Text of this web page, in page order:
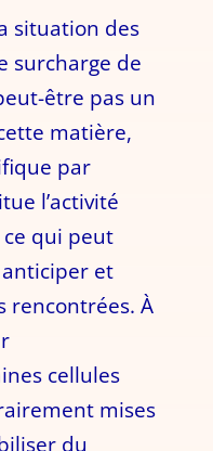
situation des
surcharge de
être pas un
matière,
par
l’activité
qui peut
et
rencontrées. À
cellules
mises
du